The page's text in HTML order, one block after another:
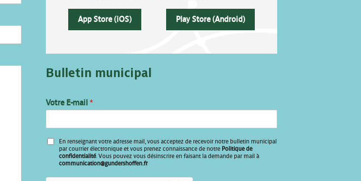
App Store (iOS) Play Store (Android)
Bulletin municipal
V
o
r
e
V
r
Votre E-mail *
En renseignant votre adresse mail, vous acceptez de recevoir notre bulletin municipal
par courrier électronique et vous prenez connaissance de notre Politique de
confidentialité. Vous pouvez vous désinscrire en faisant la demande par mail à
communication@gundershoffen.fr